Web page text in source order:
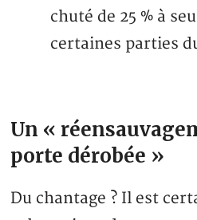
chuté de 25 % à
certaines parties
Un «
porte dérobée »
Du chantage ? Il est